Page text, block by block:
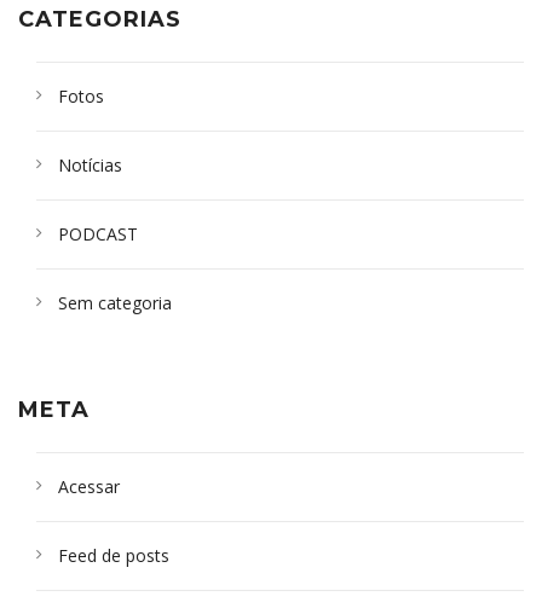
CATEGORIAS
Fotos
Notícias
PODCAST
Sem categoria
META
Acessar
Feed de posts